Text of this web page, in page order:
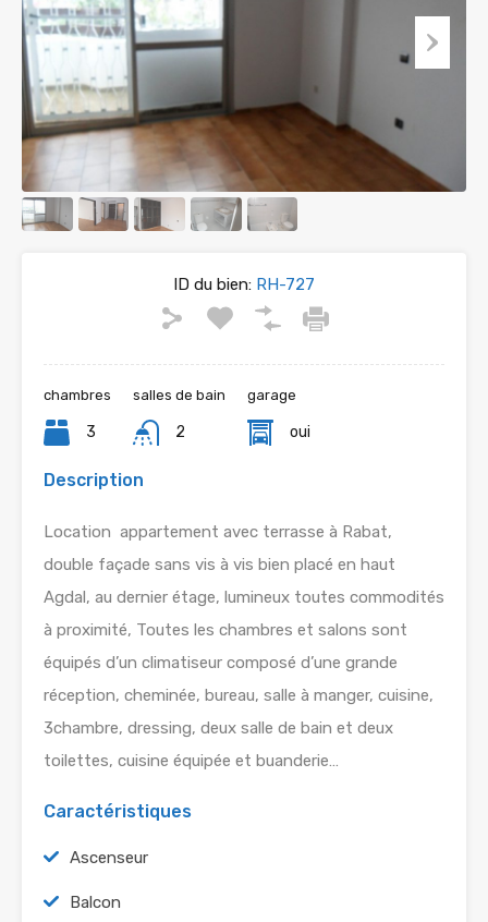
ID du bien: RH-727
chambres
3
salles de bain
2
garage
oui
Description
Location appartement avec terrasse à Rabat,
double façade sans vis à vis bien placé en haut
Agdal, au dernier étage, lumineux toutes commodités
à proximité, Toutes les chambres et salons sont
équipés d’un climatiseur composé d’une grande
réception, cheminée, bureau, salle à manger, cuisine,
3chambre, dressing, deux salle de bain et deux
toilettes, cuisine équipée et buanderie…
Caractéristiques
Ascenseur
Balcon